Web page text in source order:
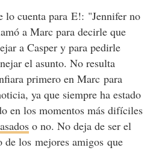
lo cuenta para E!: "Jennifer no
a Marc para decirle que
a Casper y para pedirle
el asunto. No resulta
primero en Marc para
ya que siempre ha estado
en los momentos más difíciles
o no. No deja de ser el
de los mejores amigos que